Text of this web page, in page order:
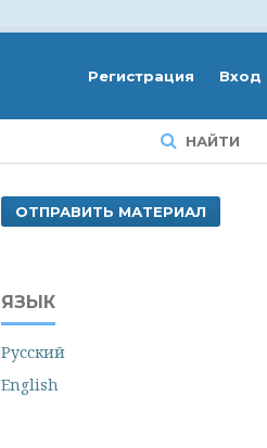
НАЙТИ
Регистрация Вход
ОТПРАВИТЬ МАТЕРИАЛ
ЯЗЫК
Русский
English